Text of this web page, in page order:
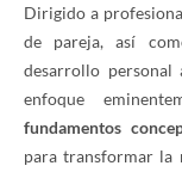
Dirigido a
de pareja, así
desarrollo
enfoque
fundamentos
para transformar la